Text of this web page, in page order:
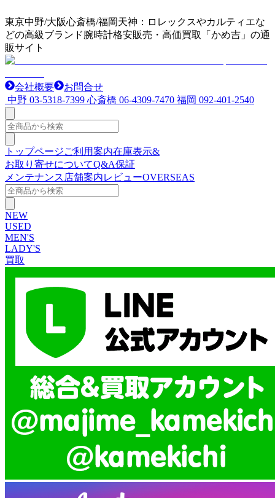
東京中野/大阪心斎橋/福岡天神：ロレックスやカルティエな
どの高級ブランド腕時計格安販売・高価買取「かめ吉」の通
販サイト
会社概要
お問合せ
中野 03-5318-7399 心斎橋 06-4309-7470 福岡 092-401-2540
トップページご利用案内在庫表示&
お取り寄せについてQ&A保証
メンテナンス 店舗案内レビューOVERSEAS
NEW
USED
MEN'S
LADY'S
買取